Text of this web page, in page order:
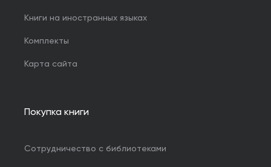
Книги на иностранных языках
Комплекты
Карта сайта
Покупка книги
Сотрудничество с библиотеками